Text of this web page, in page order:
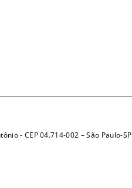
- CEP 04.714-002 – São Paulo-SP